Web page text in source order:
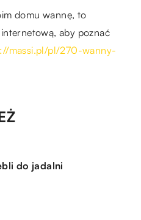
domu wannę, to
aby poznać
massi.pl/pl/270-wanny-
do jadalni